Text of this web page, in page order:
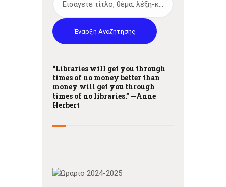
Έναρξη Αναζήτησης
“Libraries will get you through
times of no money better than
money will get you through
times of no libraries.” —Anne
Herbert